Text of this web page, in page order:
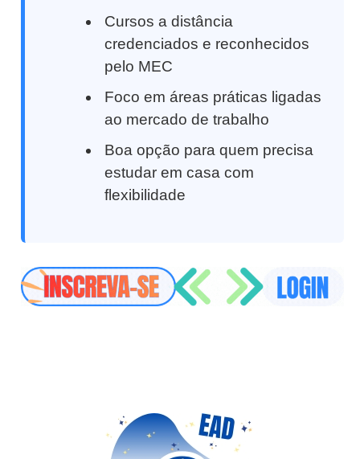
Cursos a distância
credenciados e reconhecidos
pelo MEC
Foco em áreas práticas ligadas
ao mercado de trabalho
Boa opção para quem precisa
estudar em casa com
flexibilidade